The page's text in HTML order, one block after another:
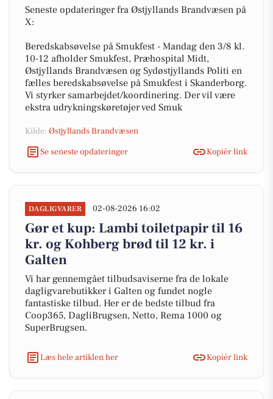
Seneste opdateringer fra Østjyllands Brandvæsen på
X:
Beredskabsøvelse på Smukfest - Mandag den 3/8 kl.
10-12 afholder Smukfest, Præhospital Midt,
Østjyllands Brandvæsen og Sydøstjyllands Politi en
fælles beredskabsøvelse på Smukfest i Skanderborg.
Vi styrker samarbejdet/koordinering. Der vil være
ekstra udrykningskøretøjer ved Smuk
Kilde: Østjyllands Brandvæsen
Se seneste opdateringer
Kopiér link
DAGLIGVARER 02-08-2026 16:02
Gør et kup: Lambi toiletpapir til 16
kr. og Kohberg brød til 12 kr. i
Galten
Vi har gennemgået tilbudsaviserne fra de lokale
dagligvarebutikker i Galten og fundet nogle
fantastiske tilbud. Her er de bedste tilbud fra
Coop365, DagliBrugsen, Netto, Rema 1000 og
SuperBrugsen.
Læs hele artiklen her Kopiér link